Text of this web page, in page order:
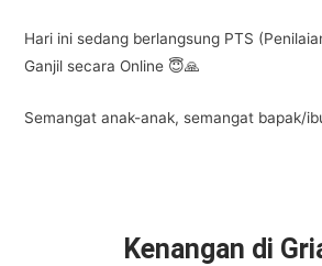
Hari ini sedang berlangsung PTS
Ganjil secara Online 😇🙏
Semangat anak-anak, semangat bapak/
Kenangan di